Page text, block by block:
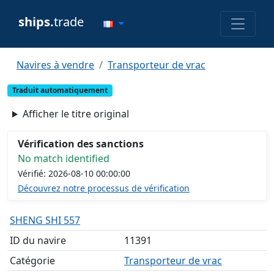
ships.trade
Navires à vendre Transporteur de vrac
Traduit automatiquement
Afficher le titre original
Vérification des sanctions
No match identified
Vérifié: 2026-08-10 00:00:00
Découvrez notre processus de vérification
SHENG SHI 557
ID du navire
11391
Catégorie
Transporteur de vrac